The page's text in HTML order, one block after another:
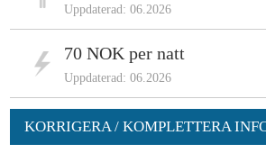
Uppdaterad: 06.2026
70 NOK per natt
Uppdaterad: 06.2026
KORRIGERA / KOMPLETTERA